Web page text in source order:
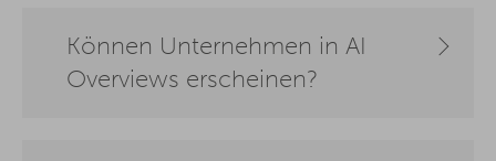
Können Unternehmen in AI
Overviews erscheinen?